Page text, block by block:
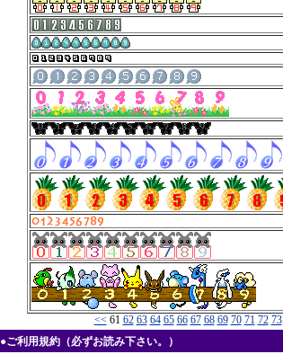
<<61 62 63 64 65 66 67 68 69 70 71 72 73
●ご利用規約（必ずお読み下さい。）